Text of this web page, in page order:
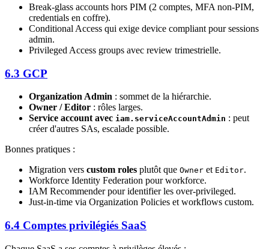
Break-glass accounts hors PIM (2 comptes, MFA non-PIM,
credentials en coffre).
Conditional Access qui exige device compliant pour sessions
admin.
Privileged Access groups avec review trimestrielle.
6.3 GCP
Organization Admin : sommet de la hiérarchie.
Owner / Editor : rôles larges.
Service account avec iam.serviceAccountAdmin : peut
créer d'autres SAs, escalade possible.
Bonnes pratiques :
Migration vers custom roles plutôt que Owner et Editor.
Workforce Identity Federation pour workforce.
IAM Recommender pour identifier les over-privileged.
Just-in-time via Organization Policies et workflows custom.
6.4 Comptes privilégiés SaaS